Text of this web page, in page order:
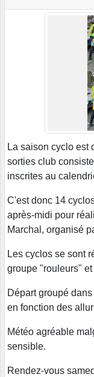
La saison cyclo est
sorties club
inscrites au
C'est donc 14
après-midi pour
Marchal, organisé
Les cyclos se sont
groupe "rouleurs"
Départ groupé
en fonction des
Météo agréable
sensible.
Rendez-vous